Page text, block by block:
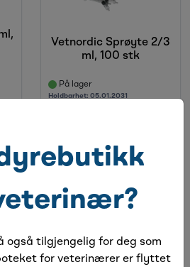
Vetnordic Sprøyte 2/3
ml, 100 stk
På lager
Holdbarhet: 05.01.2031
også tilgjengelig for deg som
for veterinærer er flyttet